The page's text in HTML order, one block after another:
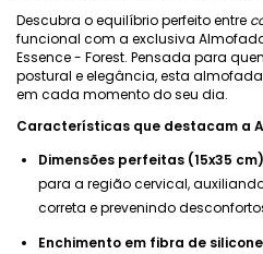
Descubra o equilíbrio perfeito entre
funcional com a exclusiva
Essence - Forest. Pensada para
postural e elegância, esta
em cada momento do seu dia.
Características que destacam a
Dimensões perfeitas (15x35
para a região cervical,
correta e prevenindo
Enchimento em fibra de